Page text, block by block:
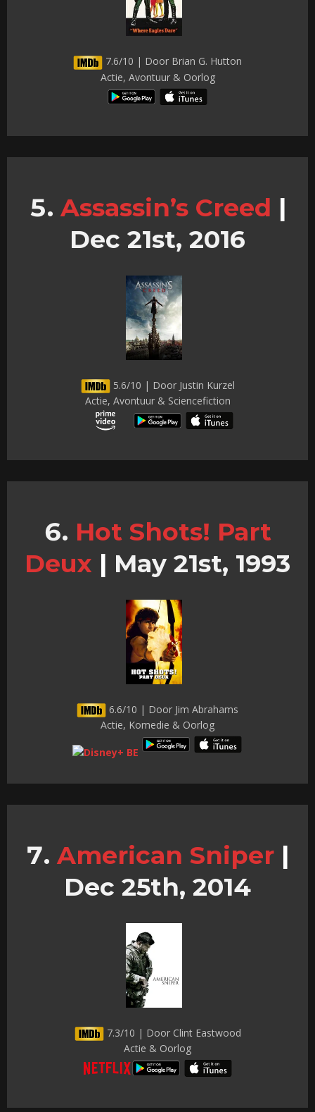
7.6/10 | Door Brian G. Hutton
Actie, Avontuur & Oorlog
Assassin’s Creed |
Dec 21st, 2016
5.6/10 | Door Justin Kurzel
Actie, Avontuur & Sciencefiction
Hot Shots! Part
Deux | May 21st, 1993
6.6/10 | Door Jim Abrahams
Actie, Komedie & Oorlog
American Sniper |
Dec 25th, 2014
7.3/10 | Door Clint Eastwood
Actie & Oorlog